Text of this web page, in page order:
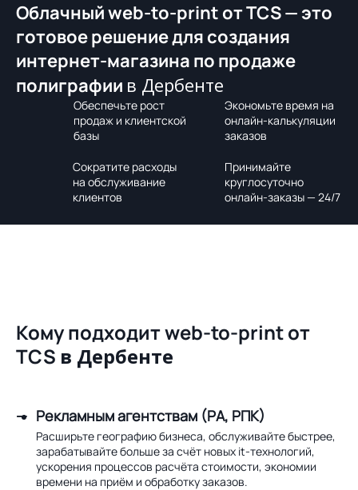
Облачный web-to-print от TCS — это
готовое решение для создания
интернет-магазина по продаже
полиграфии в Дербенте
Обеспечьте рост
продаж и клиентской
базы
Экономьте время на
онлайн-калькуляции
заказов
Сократите расходы
на обслуживание
клиентов
Принимайте
круглосуточно
онлайн-заказы — 24/7
Кому подходит web-to-print от
TCS в Дербенте
Рекламным агентствам (РА, РПК)
Расширьте географию бизнеса, обслуживайте быстрее,
зарабатывайте больше за счёт новых it-технологий,
ускорения процессов расчёта стоимости, экономии
времени на приём и обработку заказов.